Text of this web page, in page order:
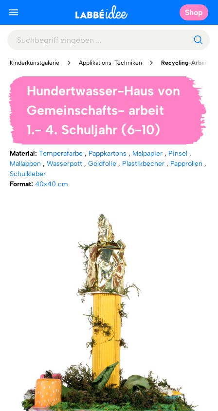
Shop
Kinderkunstgalerie Applikations-Techniken Recycling-Arbeiten
Hundertwasser-Haus von
Gemeinschafts- arbeit
1.- 4. Schuljahr (6-10)
Material: Temperafarbe , Pappkartons , Malpapier , Pinsel ,
Mallappen , Wasserpott , Goldfolie , Plastikbecher , Papprollen ,
Schulkleber
Format: 40x40 cm